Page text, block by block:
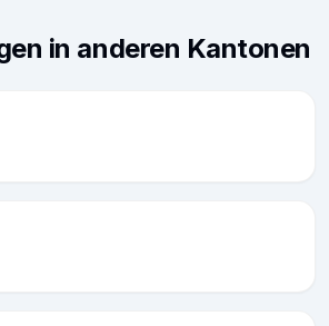
in anderen Kantonen